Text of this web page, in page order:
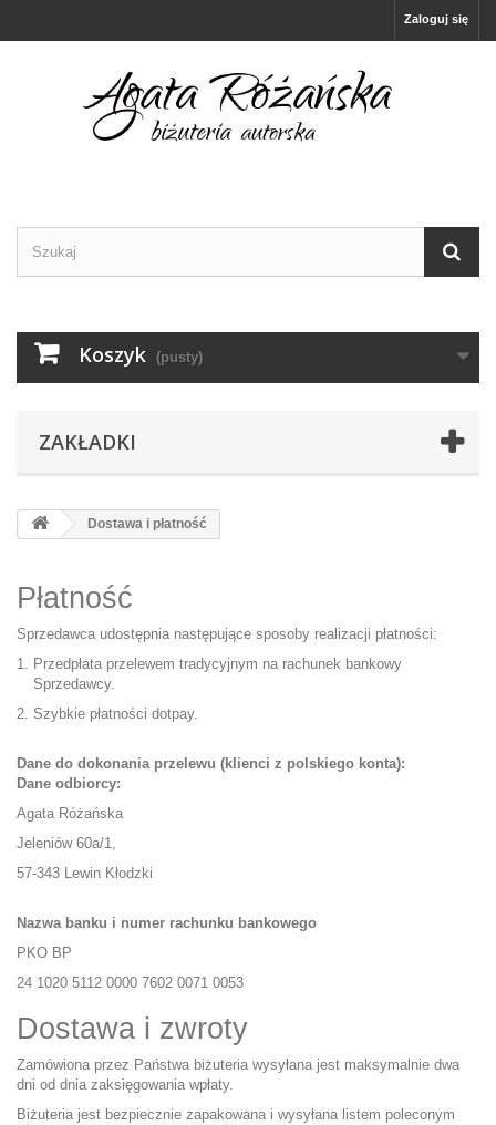
Zaloguj się
Koszyk (pusty)
ZAKŁADKI
Dostawa i płatność
Płatność
Sprzedawca udostępnia następujące sposoby realizacji płatności:
Przedpłata przelewem tradycyjnym na rachunek bankowy
Sprzedawcy.
Szybkie płatności dotpay.
Dane do dokonania przelewu (klienci z polskiego konta):
Dane odbiorcy:
Agata Różańska
Jeleniów 60a/1,
57-343 Lewin Kłodzki
Nazwa banku i numer rachunku bankowego
PKO BP
24 1020 5112 0000 7602 0071 0053
Dostawa i zwroty
Zamówiona przez Państwa biżuteria wysyłana jest maksymalnie dwa
dni od dnia zaksięgowania wpłaty.
Biżuteria jest bezpiecznie zapakowana i wysyłana listem poleconym